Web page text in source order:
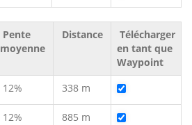
Pente
moyenne
Distance
Télécharger
en tant que
Waypoint
12% 338 m
12% 885 m